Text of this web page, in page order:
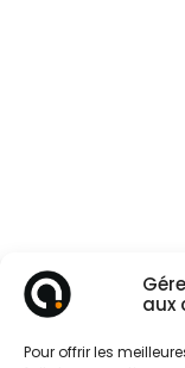
aux
Pour offrir les